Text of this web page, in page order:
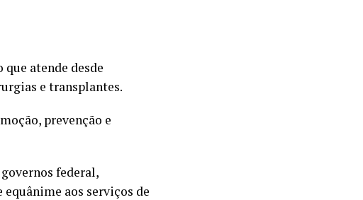
atende desde
e transplantes.
prevenção e
federal,
aos serviços de